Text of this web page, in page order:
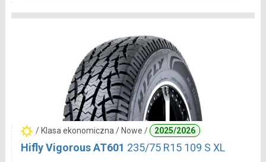
/ Klasa ekonomiczna / Nowe / 2025/2026
Hifly Vigorous AT601 235/75 R15 109 S XL